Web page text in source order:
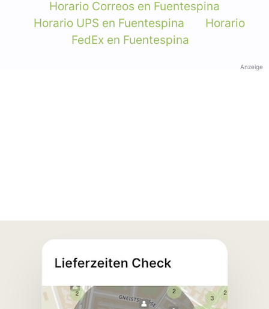
Horario Correos en Fuentespina
Horario UPS en Fuentespina
Horario
FedEx en Fuentespina
Anzeige